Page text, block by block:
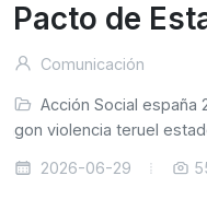
Pacto de
Comunicación
Acción Social españa
violencia teruel
2026-06-29